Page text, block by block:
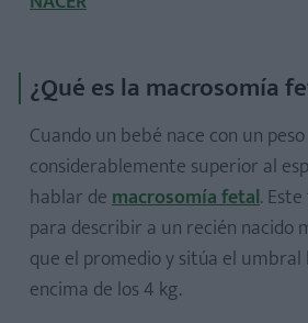
¿Qué es la macrosomía
Cuando un bebé nace con un peso
considerablemente superior al
hablar demacrosomía fetal.
para describir a un recién nacido
que el promedio y sitúa el
encima de los 4 kg.